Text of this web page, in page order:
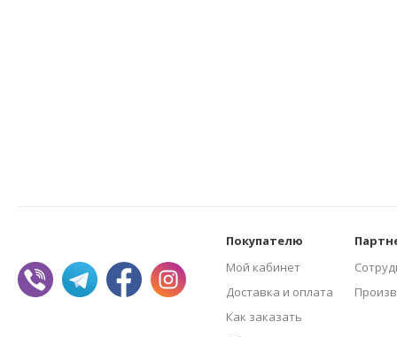
Покупателю
Мой кабинет
Доставка и оплата
Как заказать